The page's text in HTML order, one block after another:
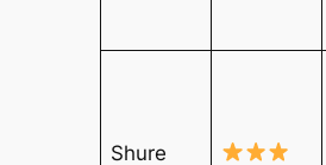
Shure